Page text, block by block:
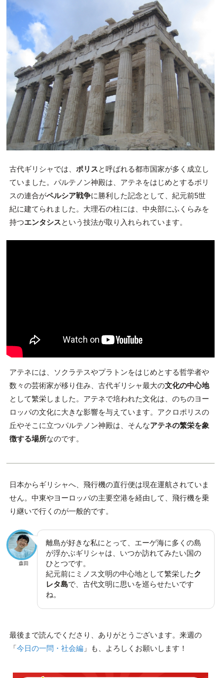
古代ギリシャでは、 ポリスと呼ばれる都市国家が多く成立し
ていました。パルテノン神殿は、アテネをはじめとするポリ
スの連合がペルシア戦争に勝利した記念として、紀元前5世
紀に建てられました。大理石の柱には、中央部にふくらみを
持つエンタシスという技法が取り入れられています。
アテネには、ソクラテスやプラトンをはじめとする哲学者や
数々の芸術家が移り住み、古代ギリシャ最大の文化の中心地
として繁栄しました。アテネで培われた文化は、のちのヨー
ロッパの文化に大きな影響を与えています。アクロポリスの
丘やそこに立つパルテノン神殿は、そんなアテネの繁栄を象
徴する場所なのです。
日本からギリシャへ、飛行機の直行便は現在運航されていま
せん。中東やヨーロッパの主要空港を経由して、飛行機を乗
り継いで行くのが一般的です。
森田
離島が好きな私にとって、エーゲ海に多くの島
が浮かぶギリシャは、いつか訪れてみたい国の
ひとつです。
紀元前にミノス文明の中心地として繁栄したク
レタ島で、古代文明に思いを巡らせたいです
ね。
最後まで読んでくださり、ありがとうございます。来週の
「今日の一問・社会編」も、よろしくお願いします！